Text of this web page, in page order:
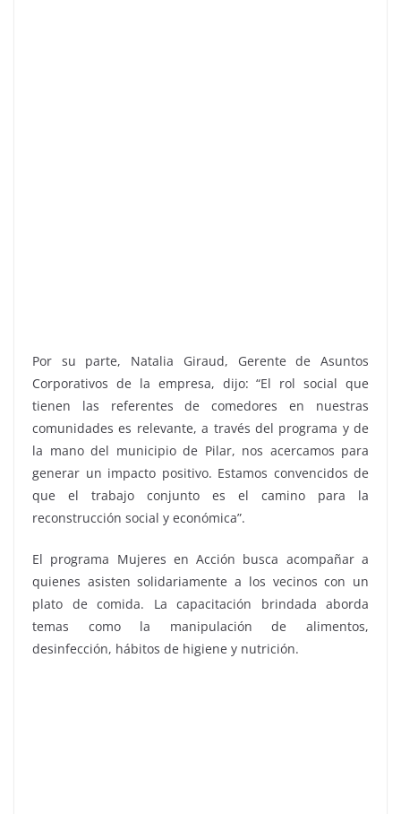
Por su parte, Natalia Giraud, Gerente de Asuntos
Corporativos de la empresa, dijo: “El rol social que
tienen las referentes de comedores en nuestras
comunidades es relevante, a través del programa y de
la mano del municipio de Pilar, nos acercamos para
generar un impacto positivo. Estamos convencidos de
que el trabajo conjunto es el camino para la
reconstrucción social y económica”.
El programa Mujeres en Acción busca acompañar a
quienes asisten solidariamente a los vecinos con un
plato de comida. La capacitación brindada aborda
temas como la manipulación de alimentos,
desinfección, hábitos de higiene y nutrición.